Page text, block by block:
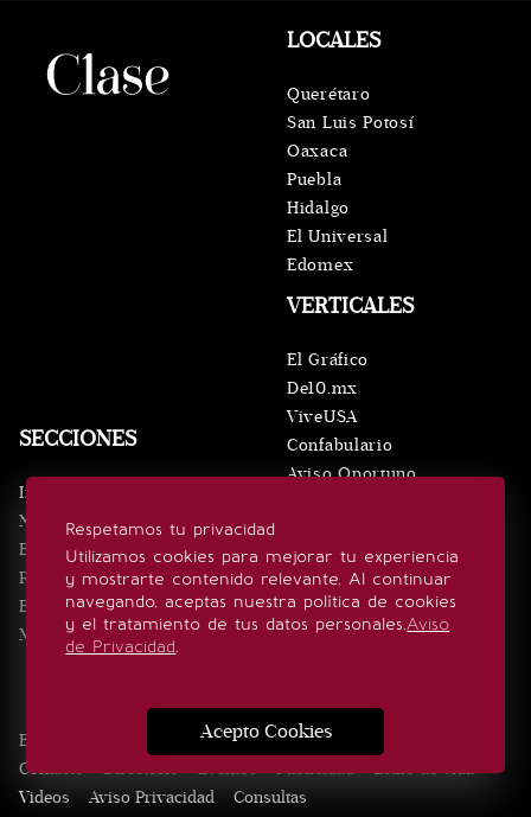
Respetamos tu privacidad
Utilizamos cookies para mejorar tu experiencia
y mostrarte contenido relevante. Al continuar
navegando, aceptas nuestra política de cookies
y el tratamiento de tus datos personales.Aviso
de Privacidad.
Acepto Cookies
SECCIONES
Inicio
Noticias
Eventos
Realeza
Estilo de vida
Minuto x Minuto
VERTICALES
El Gráfico
De10.mx
ViveUSA
Confabulario
Aviso Oportuno
LOCALES
Querétaro
San Luis Potosí
Oaxaca
Puebla
Hidalgo
El Universal
Edomex
SÍGUENOS
Edición Impresa Noticias Quiénes somos
Contacto
Directorio Eventos Publicidad
Estilo de vida
Videos
Aviso Privacidad Consultas